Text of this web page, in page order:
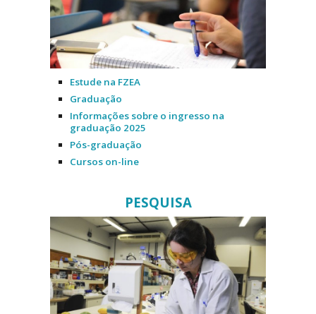
Estude na FZEA
Graduação
Informações sobre o ingresso na
graduação 2025
Pós-graduação
Cursos on-line
PESQUISA